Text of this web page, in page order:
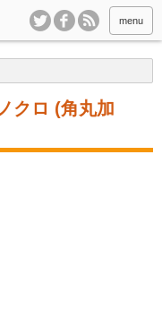
menu
クロ (角丸加